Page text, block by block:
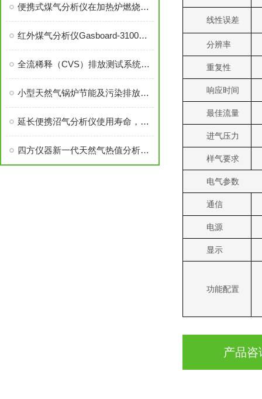
便携式煤气分析仪在加热炉燃烧优化控制中的应用
红外煤气分析仪Gasboard-3100在煤气混合站的应用
全流稀释（CVS）排放测试系统实现国产化替代——轻型车法规测试应用
小型天然气锅炉节能及污染排放监测技术方案
延长便携沼气分析仪使用寿命，这样维护就对了！
四方仪器新一代天然气热值分析仪赋能行业精准热值计量
线性误差
分辨率
重复性
响应时间
最佳流量
进气压力
样气要求
电气参数
通信
电源
显示
功能配置
产品咨